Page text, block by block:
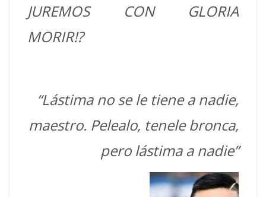
JUREMOS CON GLORIA
MORIR!?
“Lástima no se le tiene a nadie,
maestro. Pelealo, tenele bronca,
pero lástima a nadie”